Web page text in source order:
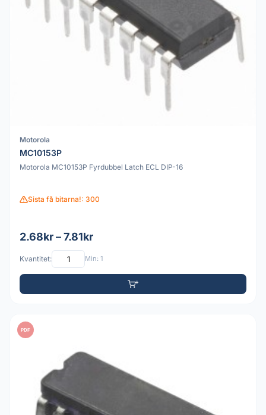
Motorola
MC10153P
Motorola MC10153P Fyrdubbel Latch ECL DIP-16
Sista få bitarna!: 300
2.68kr – 7.81kr
Kvantitet: Min: 1
PDF